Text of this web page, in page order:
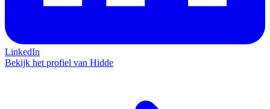
LinkedIn
Bekijk het profiel van Hidde